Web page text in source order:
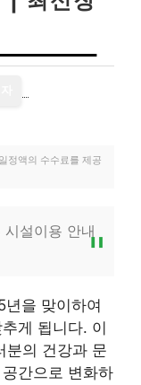
정액의 수수료를 제공
설이용 안내
을 맞이하여
게 됩니다. 이
분의 건강과 문
간으로 변화하